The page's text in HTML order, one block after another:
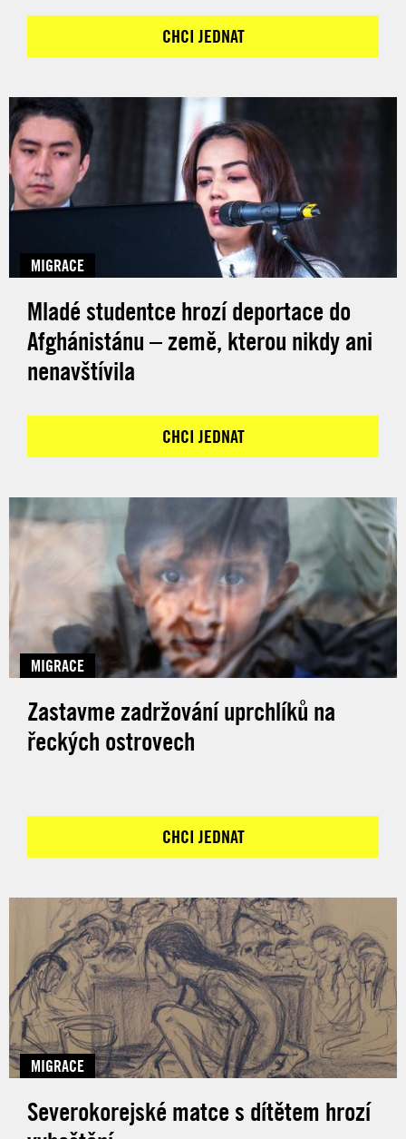
CHCI JEDNAT
MIGRACE
Mladé studentce hrozí deportace do
Afghánistánu – země, kterou nikdy ani
nenavštívila
CHCI JEDNAT
MIGRACE
Zastavme zadržování uprchlíků na
řeckých ostrovech
CHCI JEDNAT
MIGRACE
Severokorejské matce s dítětem hrozí